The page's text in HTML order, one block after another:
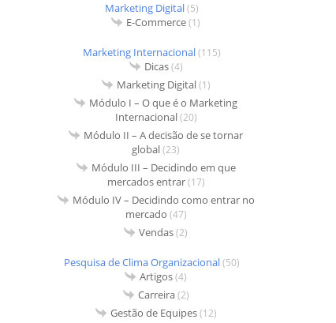
Marketing Digital(5)
E-Commerce(1)
Marketing Internacional(115)
Dicas(4)
Marketing Digital(1)
Módulo I – O que é o Marketing
Internacional(20)
Módulo II – A decisão de se tornar
global(23)
Módulo III – Decidindo em que
mercados entrar(17)
Módulo IV – Decidindo como entrar no
mercado (47)
Vendas(2)
Pesquisa de Clima Organizacional(50)
Artigos(4)
Carreira(2)
Gestão de Equipes(12)